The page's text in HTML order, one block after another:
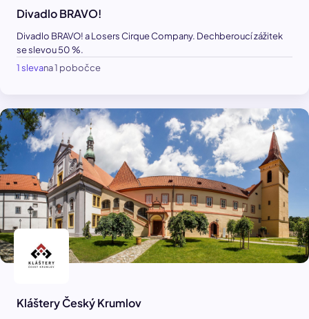
Divadlo BRAVO!
Divadlo BRAVO! a Losers Cirque Company. Dechberoucí zážitek
se slevou 50 %.
1 slevana 1 pobočce
Kláštery Český Krumlov